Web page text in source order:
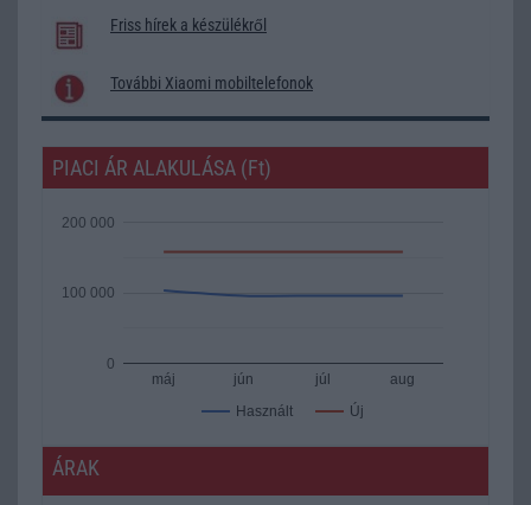
Friss hírek a készülékről
További Xiaomi mobiltelefonok
PIACI ÁR ALAKULÁSA (Ft)
Használt Új
máj jún júl aug
0
100 000
200 000
ÁRAK